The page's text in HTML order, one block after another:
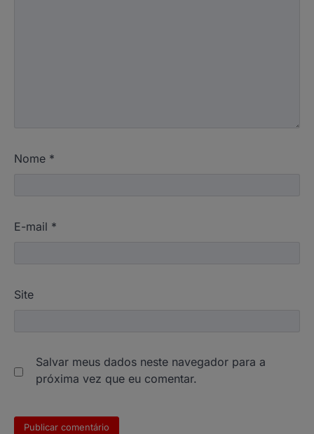
Nome *
E-mail *
Site
Salvar meus dados neste navegador para a
próxima vez que eu comentar.